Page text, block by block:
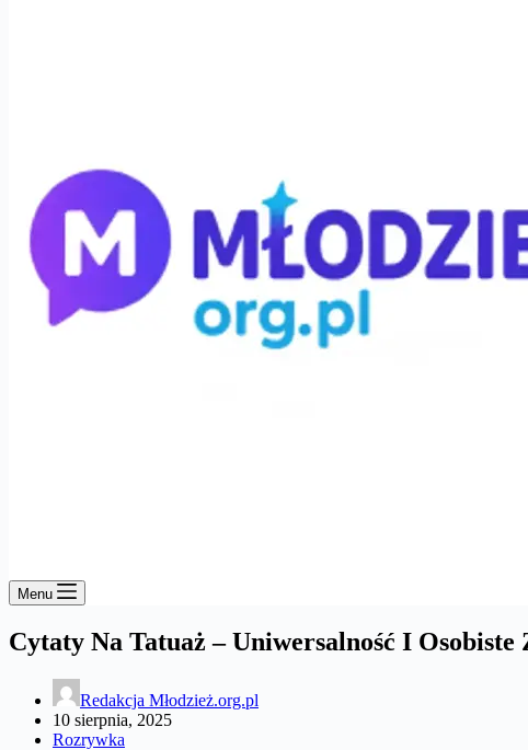
Menu
Cytaty Na Tatuaż – Uniwersalność I Osobiste
Redakcja Młodzież.org.pl
10 sierpnia, 2025
Rozrywka